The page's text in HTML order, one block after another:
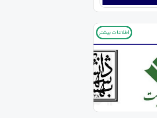
اطلاعات بیشتر
‹